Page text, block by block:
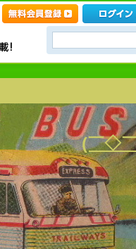
(￣◇